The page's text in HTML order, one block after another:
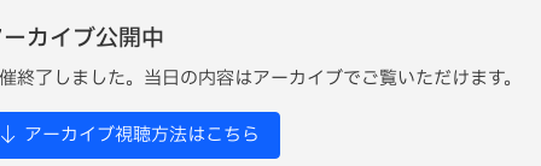
カイブ公開中
終了しました。当日の内容はアーカイブでご覧いただけます。
アーカイブ視聴方法はこちら